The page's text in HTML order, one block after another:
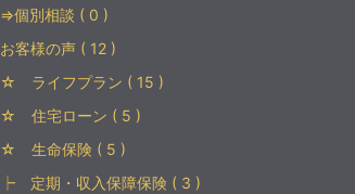
⇒個別相談 ( 0 )
お客様の声 ( 12 )
☆ ライフプラン ( 15 )
☆ 住宅ローン ( 5 )
☆ 生命保険 ( 5 )
┝ 定期・収入保障保険 ( 3 )